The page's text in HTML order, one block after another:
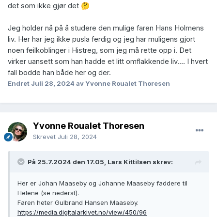
det som ikke gjør det 🤔
Jeg holder nå på å studere den mulige faren Hans Holmens
liv. Her har jeg ikke pusla ferdig og jeg har muligens gjort
noen feilkoblinger i Histreg, som jeg må rette opp i. Det
virker uansett som han hadde et litt omflakkende liv.... I hvert
fall bodde han både her og der.
Endret Juli 28, 2024 av Yvonne Roualet Thoresen
Yvonne Roualet Thoresen
Skrevet Juli 28, 2024
På 25.7.2024 den 17.05, Lars Kittilsen skrev:
Her er Johan Maaseby og Johanne Maaseby faddere til
Helene (se nederst).
Faren heter Gulbrand Hansen Maaseby.
https://media.digitalarkivet.no/view/450/96